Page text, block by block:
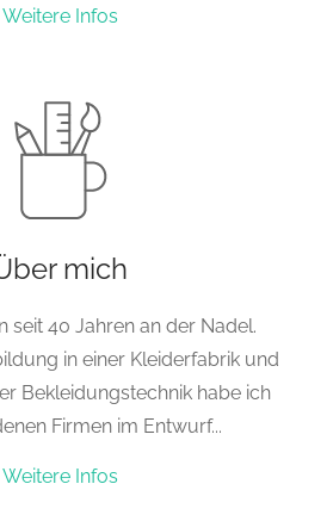
Weitere Infos
mich
seit 40 Jahren an der Nadel.
in einer Kleiderfabrik und
Bekleidungstechnik habe ich
Firmen im Entwurf...
Weitere Infos